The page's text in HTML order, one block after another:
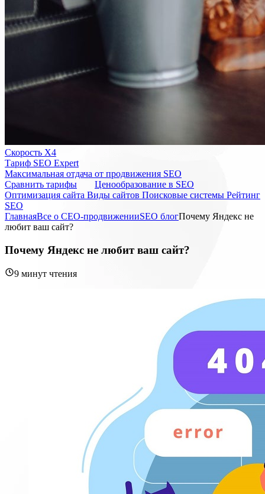
Скорость Х4
Тариф SEO Expert
Максимальная отдача от продвижения SEO
Cравнить тарифы
Ценообразование в SEO
Оптимизация сайта Виды сайтов Поисковые системы Рейтинг
SEO
ГлавнаяВсе о СЕО-продвиженииSEO блогПочему Яндекс не
любит ваш сайт?
Почему Яндекс не любит ваш сайт?
9 минут чтения